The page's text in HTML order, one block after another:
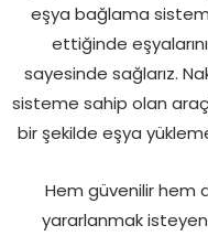
eşya bağlama
ettiğinde
sayesinde sağlarız.
sisteme sahip olan
bir şekilde eşya
Hem güvenilir hem
yararlanmak isteyen